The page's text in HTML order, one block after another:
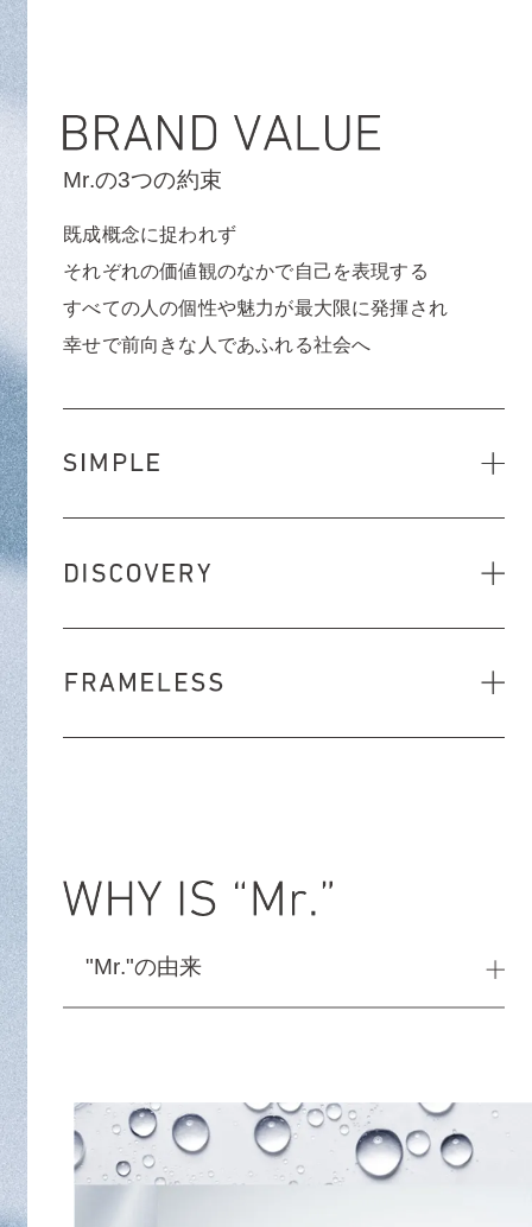
Mr.の3つの約束
既成概念に捉われず
それぞれの価値観のなかで自己を表現する
すべての人の個性や魅力が最大限に発揮され
幸せで前向きな人であふれる社会へ
"Mr."の由来
っています。
しかし、化粧品に興味はあっても